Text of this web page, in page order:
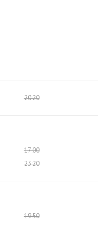
20:20
17:00
23:20
19:50